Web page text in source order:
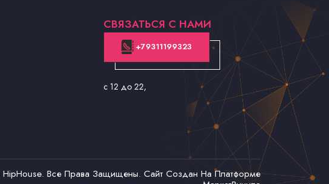
СВЯЗАТЬСЯ С НАМИ
+79311199323
с 12 до 22,
HipHouse. Все Права Защищены. Сайт Создан На Платформе